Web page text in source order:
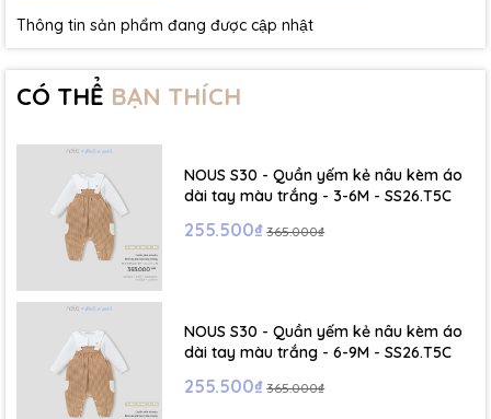
Thông tin sản phẩm đang được cập nhật
CÓ THỂ BẠN THÍCH
NOUS S30 - Quần yếm kẻ nâu kèm áo
dài tay màu trắng - 3-6M - SS26.T5C
255.500₫ 365.000₫
NOUS S30 - Quần yếm kẻ nâu kèm áo
dài tay màu trắng - 6-9M - SS26.T5C
255.500₫ 365.000₫